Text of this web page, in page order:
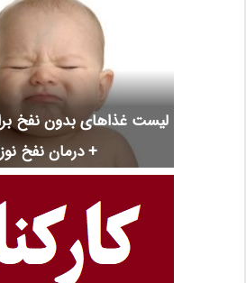
لیست غذاهای بدون نفخ
+ درمان نفخ